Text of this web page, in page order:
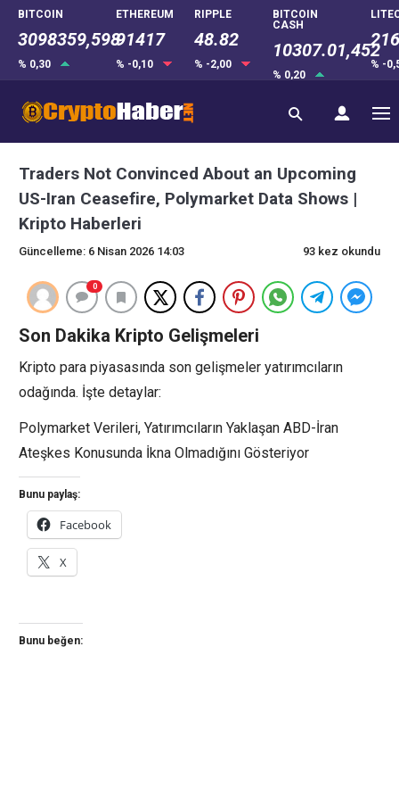
BITCOIN
3098359,598
% 0,30
ETHEREUM
91417
% -0,10
RIPPLE
48.82
% -2,00
BITCOIN
CASH
10307.01,452
% 0,20
% -
Traders Not Convinced About an Upcoming
US-Iran Ceasefire, Polymarket Data Shows |
Kripto Haberleri
Güncelleme: 6 Nisan 2026 14:03 93 kez okundu
0
Son Dakika Kripto Gelişmeleri
Kripto para piyasasında son gelişmeler yatırımcıların
odağında. İşte detaylar:
Polymarket Verileri, Yatırımcıların Yaklaşan ABD-İran
Ateşkes Konusunda İkna Olmadığını Gösteriyor
Bunu paylaş:
Facebook
X
Bunu beğen: